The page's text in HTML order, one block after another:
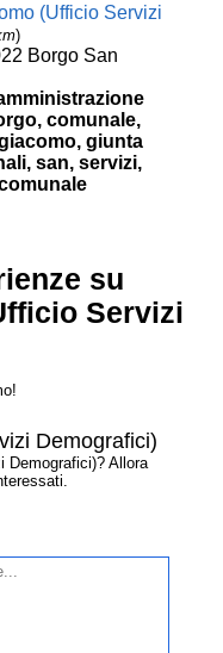
(Ufficio Servizi
)
Borgo San
comunale,
giunta
san, servizi,
su
Servizi
Demografici)
Demografici)? Allora